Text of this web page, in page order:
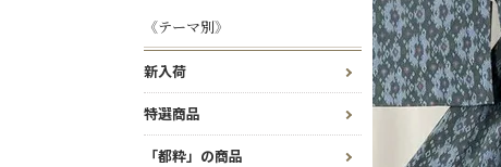
《テーマ別》
新入荷
特選商品
「都粋」の商品